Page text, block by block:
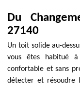
Du
27140
Un toit solide au-
vous êtes habitué
confortable et sans
détecter et résoudre